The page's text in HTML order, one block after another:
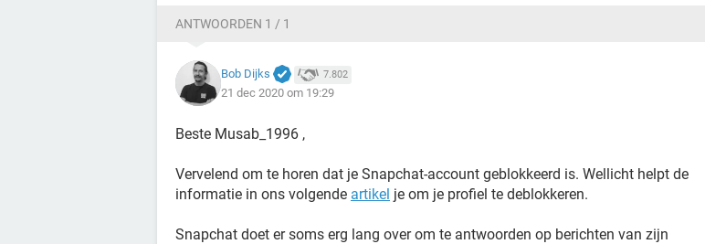
ANTWOORDEN 1 / 1
Bob Dijks 7.802
21 dec 2020 om 19:29
Beste Musab_1996 ,
Vervelend om te horen dat je Snapchat-account geblokkeerd is. Wellicht helpt de
informatie in ons volgende artikel je om je profiel te deblokkeren.
Snapchat doet er soms erg lang over om te antwoorden op berichten van zijn